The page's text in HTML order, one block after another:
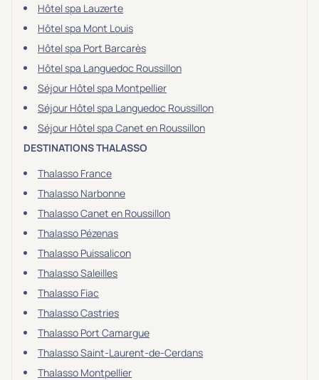
Hôtel spa Lauzerte
Hôtel spa Mont Louis
Hôtel spa Port Barcarès
Hôtel spa Languedoc Roussillon
Séjour Hôtel spa Montpellier
Séjour Hôtel spa Languedoc Roussillon
Séjour Hôtel spa Canet en Roussillon
DESTINATIONS THALASSO
Thalasso France
Thalasso Narbonne
Thalasso Canet en Roussillon
Thalasso Pézenas
Thalasso Puissalicon
Thalasso Saleilles
Thalasso Fiac
Thalasso Castries
Thalasso Port Camargue
Thalasso Saint-Laurent-de-Cerdans
Thalasso Montpellier